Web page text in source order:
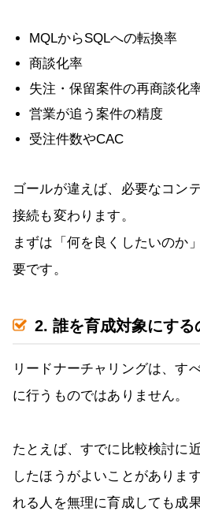
MQLからSQLへの転換率
商談化率
失注・保留案件の再商談化
営業が追う案件の精度
受注件数やCAC
ゴールが違えば、必要なコン
接続も変わります。
まずは「何を良くしたいのか
要です。
2. 誰を育成対象にする
リードナーチャリングは、す
に行うものではありません。
たとえば、すでに比較検討に
したほうがよいことがありま
れる人を無理に育成しても成